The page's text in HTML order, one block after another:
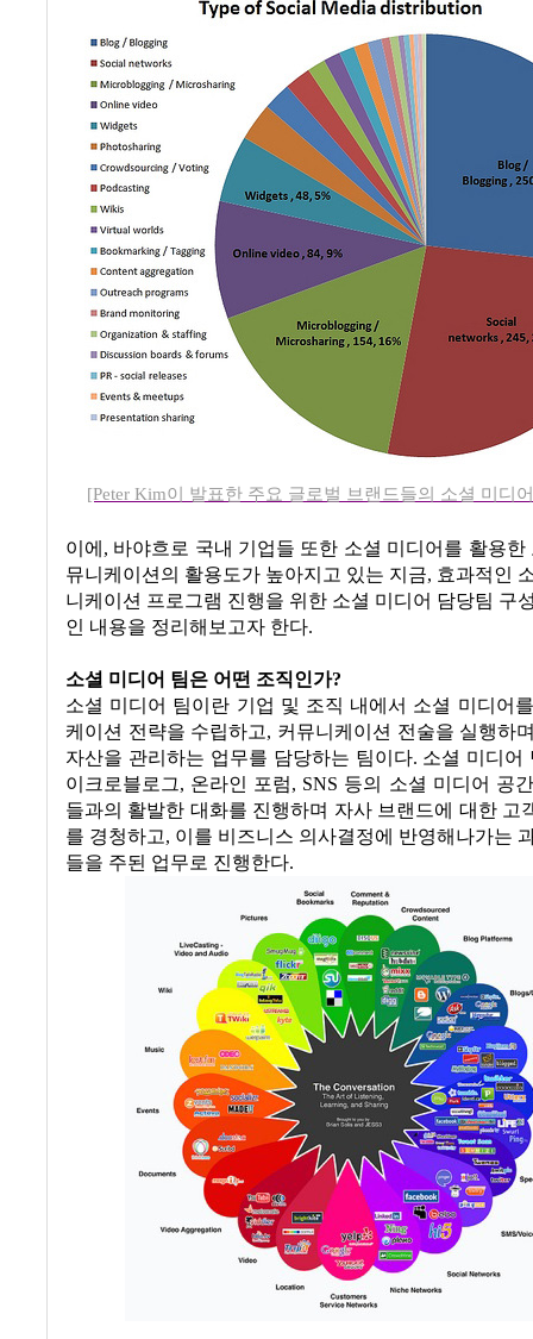
[Peter Kim이 발표한 주요 글로벌 브랜드들의 소셜 미디
이에 , 바야흐로 국내 기업들 또한 소셜 미디어를 활용한
뮤니케이션의 활용도가 높아지고 있는 지금, 효과적인
니케이션 프로그램 진행을 위한 소셜 미디어 담당팀 구
인 내용을 정리해보고자 한다.
소셜 미디어 팀은 어떤 조직인가?
소셜 미디어 팀이란 기업 및 조직 내에서 소셜 미디어
케이션 전략을 수립하고, 커뮤니케이션 전술을 실행하
자산을 관리하는 업무를 담당하는 팀이다. 소셜 미디어
이크로블로그, 온라인 포럼, SNS 등의 소셜 미디어 공
들과의 활발한 대화를 진행하며 자사 브랜드에 대한 고
를 경청하고, 이를 비즈니스 의사결정에 반영해나가는
들을 주된 업무로 진행한다.